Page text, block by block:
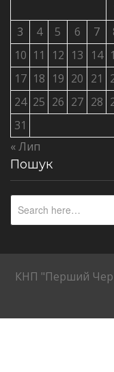
3
4 5 6 7
10 11 12 13 14
17 18 19 20 21
24 25 26 27 28
31
« Лип
Пошук
КНП "Перший